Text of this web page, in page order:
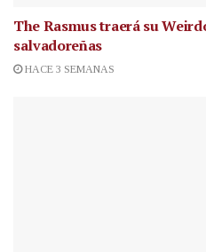
The Rasmus traerá su
salvadoreñas
HACE 3 SEMANAS